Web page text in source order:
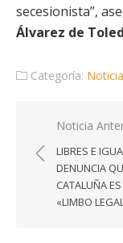
secesionista”,
Álvarez de
Categoría:
de
entradas
Noticia
LIBRES E
DENUNCIA
CATALUÑA
«LIMBO